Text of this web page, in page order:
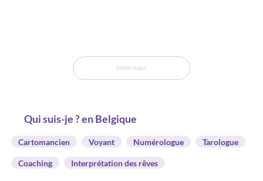
INDISPONIBLE
Qui suis-je ? en Belgique
Cartomancien Voyant Numérologue Tarologue
Coaching Interprétation des rêves